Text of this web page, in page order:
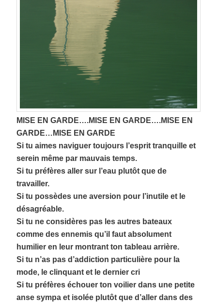
MISE EN GARDE….MISE EN GARDE….MISE EN
GARDE…MISE EN GARDE
Si tu aimes naviguer toujours l’esprit tranquille et
serein même par mauvais temps.
Si tu préfères aller sur l’eau plutôt que de
travailler.
Si tu possèdes une aversion pour l’inutile et le
désagréable.
Si tu ne considères pas les autres bateaux
comme des ennemis qu’il faut absolument
humilier en leur montrant ton tableau arrière.
Si tu n’as pas d’addiction particulière pour la
mode, le clinquant et le dernier cri
Si tu préfères échouer ton voilier dans une petite
anse sympa et isolée plutôt que d’aller dans des